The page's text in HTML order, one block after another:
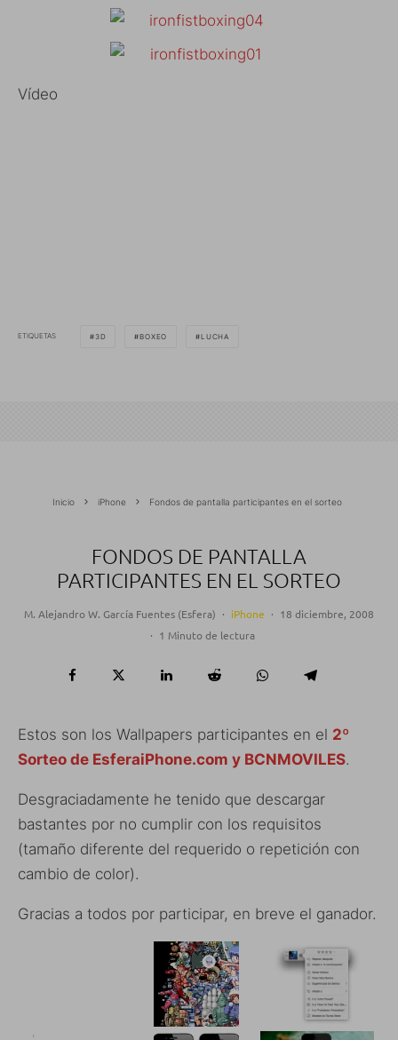
Vídeo
ETIQUETAS 3D BOXEO LUCHA
Inicio iPhone Fondos de pantalla participantes en el sorteo
FONDOS DE PANTALLA
PARTICIPANTES EN EL SORTEO
M. Alejandro W. García Fuentes (Esfera) · iPhone · 18 diciembre, 2008
· 1 Minuto de lectura
Estos son los Wallpapers participantes en el 2º
Sorteo de EsferaiPhone.com y BCNMOVILES.
Desgraciadamente he tenido que descargar
bastantes por no cumplir con los requisitos
(tamaño diferente del requerido o repetición con
cambio de color).
Gracias a todos por participar, en breve el ganador.